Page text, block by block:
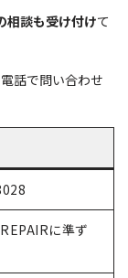
相談も受け付けて
話で問い合わせ
に準ず